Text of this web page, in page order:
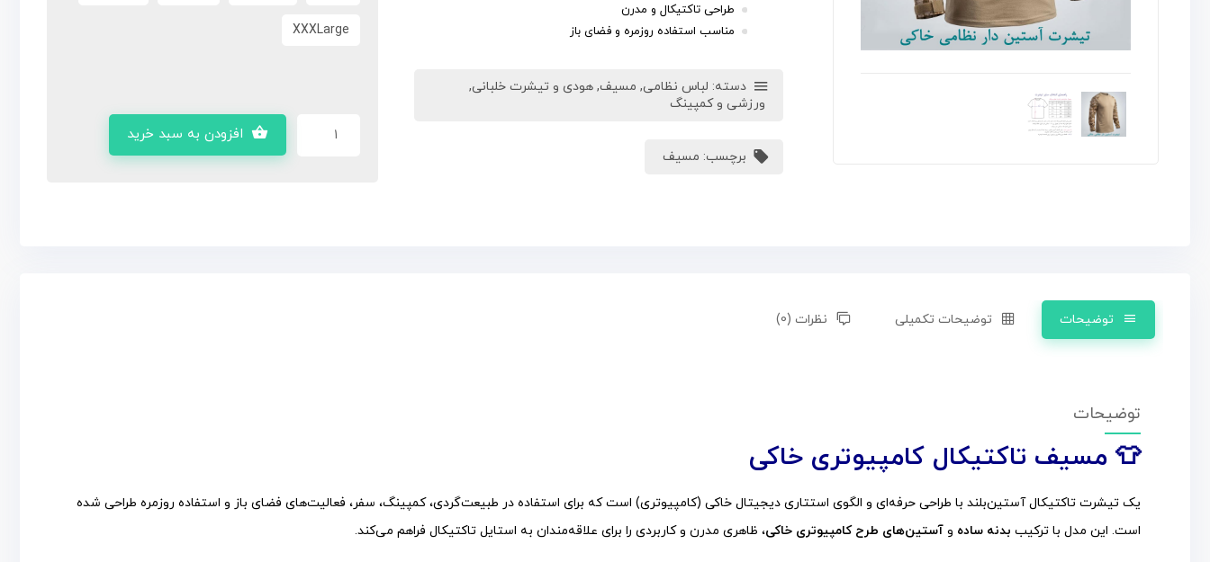
طراحی تاکتیکال و مدرن
مناسب استفاده روزمره و فضای باز
دسته: لباس نظامی, مسیف, هودی و تیشرت خلبانی,
ورزشی و کمپینگ
برچسب: مسیف
XXXLarge
افزودن به سبد خرید
توضیحات توضیحات تکمیلی نظرات (0)
توضیحات
👕 مسیف تاکتیکال کامپیوتری خاکی
یک تیشرت تاکتیکال آستین‌بلند با طراحی حرفه‌ای و الگوی استتاری دیجیتال خاکی (کامپیوتری) است که برای استفاده در طبیعت‌گردی، کمپینگ، سفر، فعالیت‌های فضای باز و استفاده روزمره طراحی شده
است. این مدل با ترکیب بدنه ساده و آستین‌های طرح کامپیوتری خاکی، ظاهری مدرن و کاربردی را برای علاقه‌مندان به استایل تاکتیکال فراهم می‌کند.